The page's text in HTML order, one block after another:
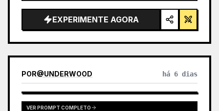
3D altamente realista. Substitua as
rampas lisas por degraus de pedra
EXPERIMENTE AGORA
POR@UNDERWOOD há 6 dias
VER PROMPT COMPLETO